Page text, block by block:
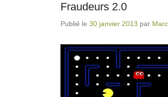
Fraudeurs 2.0
Publié le 30 janvier 2013 par